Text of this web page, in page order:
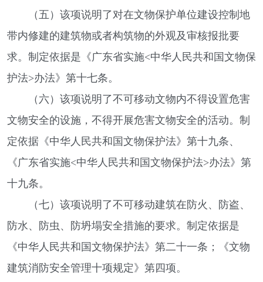
（五）该项说明了对在文物保护单位建设控制地
带内修建的建筑物或者构筑物的外观及审核报批要
求。制定依据是《广东省实施<中华人民共和国文物保
护法>办法》第十七条。
（六）该项说明了不可移动文物内不得设置危害
文物安全的设施，不得开展危害文物安全的活动。制
定依据《中华人民共和国文物保护法》第十九条、
《广东省实施<中华人民共和国文物保护法>办法》第
十九条。
（七）该项说明了不可移动建筑在防火、防盗、
防水、防虫、防坍塌安全措施的要求。制定依据是
《中华人民共和国文物保护法》第二十一条；《文物
建筑消防安全管理十项规定》第四项。